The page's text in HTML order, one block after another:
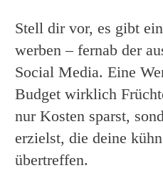
Stell dir vor, es gibt
werben – fernab der
Social Media. Eine
Budget wirklich
nur Kosten sparst,
erzielst, die deine
übertreffen.